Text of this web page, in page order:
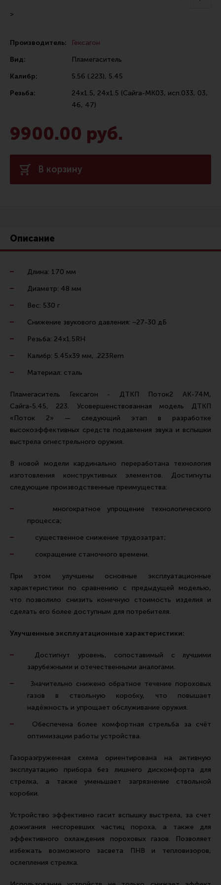
Фонари и ЛЦУ
Тюнинг для пистолетов
Идеи для подарков
Все разделы
Магазин для тех, кто стреляет
Каталог товаров для стрельбы
Снаряжение для IPSC
Стрелковые таймеры
Другие аксессуары IPSC
Экипировка
Перчатки
Разгрузочные системы и защита
Защита головы
Тактическая медицина
Чехлы, рюкзаки, сумки
Фонари
Чистка, уход за оружием и релоадинг
Ершики, вишеры, переходники
Патчи
Релоадинг
Линия Огня Медиа
Все разделы
Мероприятия
Обзоры
>
Производитель:
Гексагон
Вид:
Пламегаситель
Калибр:
5.56 (.223), 5.45
Резьба:
24х1.5, 24х1.5 (Сайга-МК03, исп.033, 03,
46, 47)
9900.00 руб.
В корзину
Описание
Длина: 170 мм
Диаметр: 48 мм
Вес: 530 г
Снижение звукового давления: ~27-30 дБ
Резьба: 24х1.5RH
Калибр: 5.45х39 мм, .223Rem
Материал: сталь
Пламегаситель Гексагон - ДТКП Поток2 АК-74М,
Сайга-5.45, 223. Усовершенствованная модель ДТКП
«Поток 2» — следующий этап в разработке
высокоэффективных средств подавления звука и вспышки
выстрела огнестрельного оружия.
В новой модели кардинально переработана технология
изготовления конструктивных элементов. Достигнуты
следующие производственные преимущества:
многократное упрощение технологического
процесса;
существенное снижение трудозатрат;
сокращение станочного времени.
При этом улучшены основные эксплуатационные
характеристики по сравнению с предыдущей моделью,
что позволило снизить конечную стоимость изделия и
сделать его более доступным для потребителя.
Улучшенные эксплуатационные характеристики:
Достигнут уровень, сопоставимый с лучшими
зарубежными и отечественными аналогами.
Значительно снижено обратное течение пороховых
газов в ствольную коробку, что повышает
надёжность и упрощает обслуживание оружия.
Обеспечена более комфортная стрельба за счёт
оптимизации работы устройства.
Газоразгруженная схема ориентирована на активную
эксплуатацию прибора без лишнего дискомфорта для
стрелка, а также уменьшает загрязнение ствольной
коробки.
Устройство эффективно гасит вспышку выстрела, за счет
дожигания несгоревших частиц пороха, а также для
эффективного охлаждения пороховых газов. Позволяет
избежать возможного засвета ПНВ и тепловизоров,
ослепления стрелка.